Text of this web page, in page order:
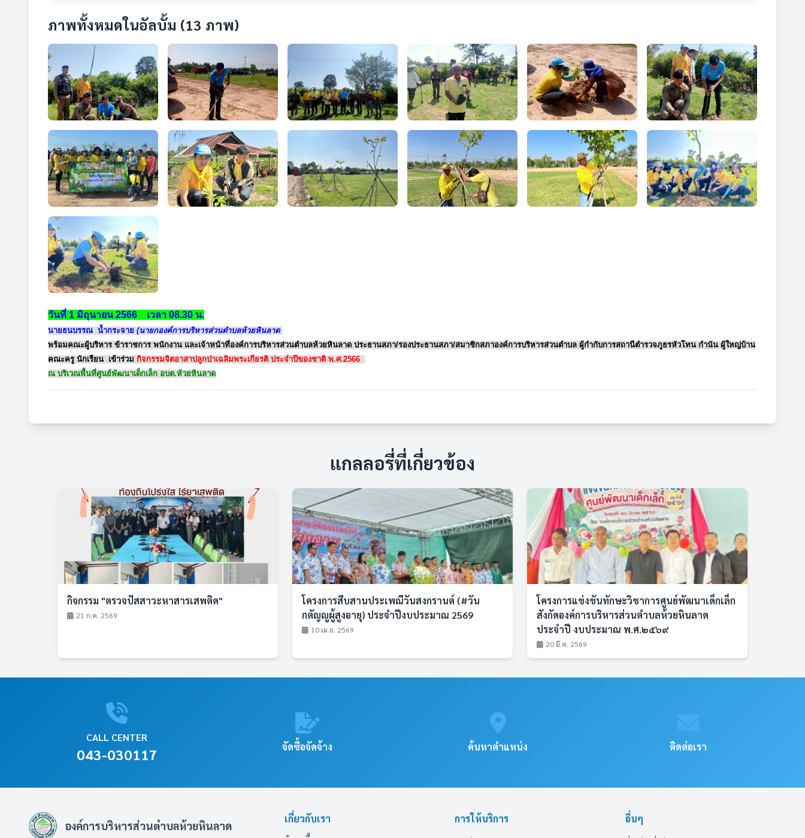
ภาพทั้งหมดในอัลบั้ม (13 ภาพ)
วันที่ 1 มิถุนายน 2566 เวลา 08.30 น.
นายธนบรรณ น้ำกระจาย (นายกองค์การบริหารส่วนตำบลห้วยหินลาด
พร้อมคณะผู้บริหาร ข้าราชการ พนักงาน และเจ้าหน้าที่องค์การบริหารส่วนตำบลห้วยหินลาด ประธานสภา/รองประธานสภา/สมาชิกสภาองค์การบริหารส่วนตำบล ผู้กำกับการสถานีตำรวจภูธรหัวโทน กำนัน ผู้ใหญ่บ้าน
คณะครู นักเรียน เข้าร่วม กิจกรรมจิตอาสาปลูกป่าเฉลิมพระเกียรติ ประจำปีของชาติ พ.ศ.2566
ณ บริเวณพื้นที่ศูนย์พัฒนาเด็กเล็ก อบต.ห้วยหินลาด
แกลลอรี่ที่เกี่ยวข้อง
กิจกรรม "ตรวจปัสสาวะหาสารเสพติด"
21 ก.ค. 2569
โครงการสืบสานประเพณีวันสงกรานต์ (#วัน
กตัญญูผู้สูงอายุ) ประจำปีงบประมาณ 2569
10 เม.ย. 2569
โครงการแข่งขันทักษะวิชาการศูนย์พัฒนาเด็กเล็ก
สังกัดองค์การบริหารส่วนตำบลห้วยหินลาด
ประจำปี งบประมาณ พ.ศ.๒๕๖๙
20 มี.ค. 2569
CALL CENTER
043-030117 จัดซื้อจัดจ้าง ค้นหาตำแหน่ง ติดต่อเรา
องค์การบริหารส่วนตำบลห้วยหินลาด
เกี่ยวกับเรา การให้บริการ อื่นๆ